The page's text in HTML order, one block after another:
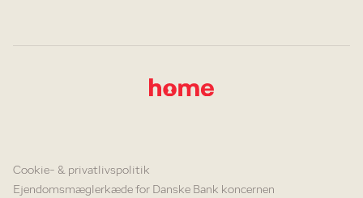
Cookie- & privatlivspolitik
Ejendomsmæglerkæde for Danske Bank koncernen